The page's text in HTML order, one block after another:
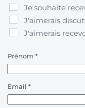
Je souhaite
J'aimerais
J'aimerais
Prénom *
Email *